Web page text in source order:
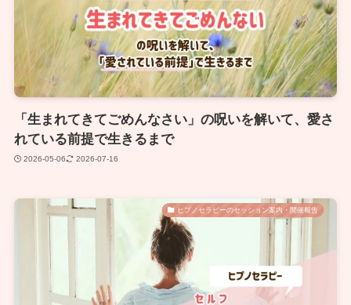
「生まれてきてごめんなさい」の呪いを解いて、愛さ
れている前提で生きるまで
2026-05-06 2026-07-16
ヒプノセラピーのセッション案内・開催報告